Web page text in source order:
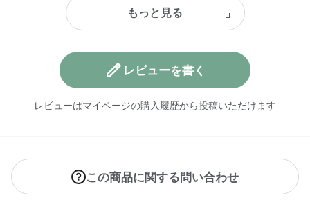
レビューを書く
レビューはマイページの購入履歴から投稿いただけます
この商品に関する問い合わせ